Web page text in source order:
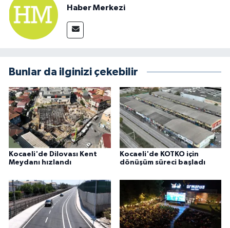
Haber Merkezi
Bunlar da ilginizi çekebilir
Kocaeli'de Dilovası Kent
Meydanı hızlandı
Kocaeli'de KOTKO için
dönüşüm süreci başladı